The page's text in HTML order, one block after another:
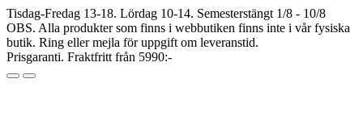
Tisdag-Fredag 13-18. Lördag 10-14. Semesterstängt 1/8 - 10/8
OBS. Alla produkter som finns i webbutiken finns inte i vår fysiska
butik. Ring eller mejla för uppgift om leveranstid.
Prisgaranti. Fraktfritt från 5990:-